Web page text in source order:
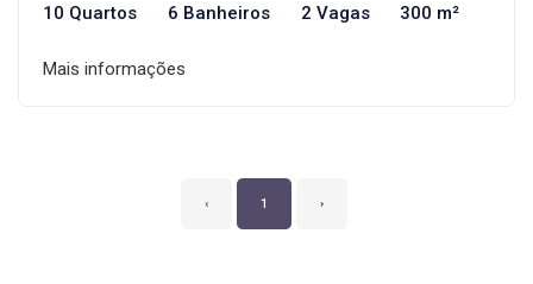
10 Quartos 6 Banheiros 2 Vagas 300 m²
Mais informações
‹ 1 ›